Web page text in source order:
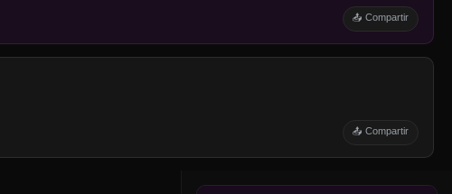
📤 Compartir
📤 Compartir